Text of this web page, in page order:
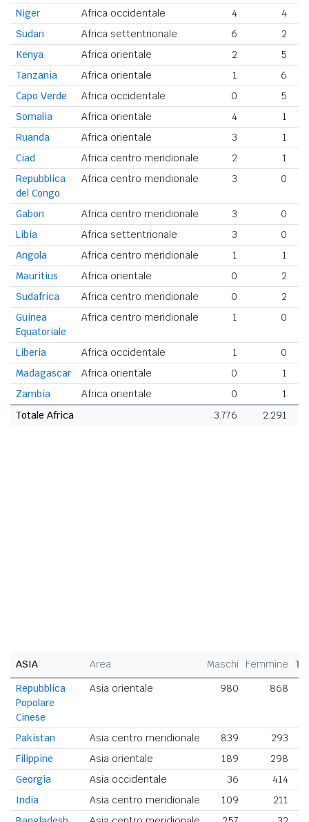
Niger Africa occidentale 4
4
Sudan
Africa settentrionale 6
2
Kenya
Africa orientale 2
5
Tanzania
Africa orientale 1
6
Capo Verde
Africa occidentale 0
5
Somalia
Africa orientale 4
1
Ruanda
Africa orientale 3
1
Ciad
Africa centro meridionale 2
1
Repubblica
del Congo
Africa centro meridionale 3 0
Gabon Africa centro meridionale 3
0
Libia
Africa settentrionale 3
0
Angola
Africa centro meridionale 1
1
Mauritius
Africa orientale 0
2
Sudafrica
Africa centro meridionale 0
2
Guinea
Equatoriale
Africa centro meridionale 1 0
Liberia Africa occidentale 1
0
Madagascar
Africa orientale 0
1
Zambia
Africa orientale 0
1
Totale Africa
3.776 2.291
ASIA Area Maschi Femmine
Repubblica
Popolare
Cinese
Asia orientale 980 868
Pakistan Asia centro meridionale 839 293
Filippine
Asia orientale 189
298
Georgia
Asia occidentale 36 414
India
Asia centro meridionale 109
211